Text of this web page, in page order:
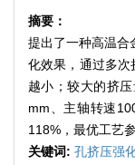
摘要：
提出了一种高温合
化效果，通过多
越小；较大的挤
mm、主轴转速
118%，最优工艺
关键词: 孔挤压强